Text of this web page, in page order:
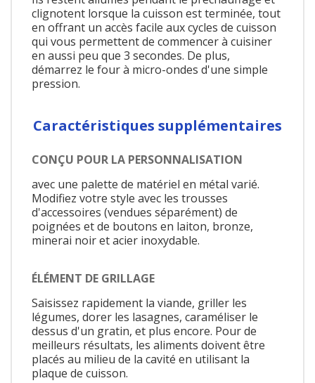
clignotent lorsque la cuisson est terminée, tout
en offrant un accès facile aux cycles de cuisson
qui vous permettent de commencer à cuisiner
en aussi peu que 3 secondes. De plus,
démarrez le four à micro-ondes d'une simple
pression.
Caractéristiques supplémentaires
CONÇU POUR LA PERSONNALISATION
avec une palette de matériel en métal varié.
Modifiez votre style avec les trousses
d'accessoires (vendues séparément) de
poignées et de boutons en laiton, bronze,
minerai noir et acier inoxydable.
ÉLÉMENT DE GRILLAGE
Saisissez rapidement la viande, griller les
légumes, dorer les lasagnes, caraméliser le
dessus d'un gratin, et plus encore. Pour de
meilleurs résultats, les aliments doivent être
placés au milieu de la cavité en utilisant la
plaque de cuisson.